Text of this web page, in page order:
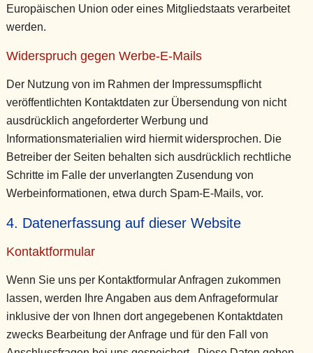
Europäischen Union oder eines Mitgliedstaats verarbeitet
werden.
Widerspruch gegen Werbe-E-Mails
Der Nutzung von im Rahmen der Impressumspflicht
veröffentlichten Kontaktdaten zur Übersendung von nicht
ausdrücklich angeforderter Werbung und
Informationsmaterialien wird hiermit widersprochen. Die
Betreiber der Seiten behalten sich ausdrücklich rechtliche
Schritte im Falle der unverlangten Zusendung von
Werbeinformationen, etwa durch Spam-E-Mails, vor.
4. Datenerfassung auf dieser Website
Kontaktformular
Wenn Sie uns per Kontaktformular Anfragen zukommen
lassen, werden Ihre Angaben aus dem Anfrageformular
inklusive der von Ihnen dort angegebenen Kontaktdaten
zwecks Bearbeitung der Anfrage und für den Fall von